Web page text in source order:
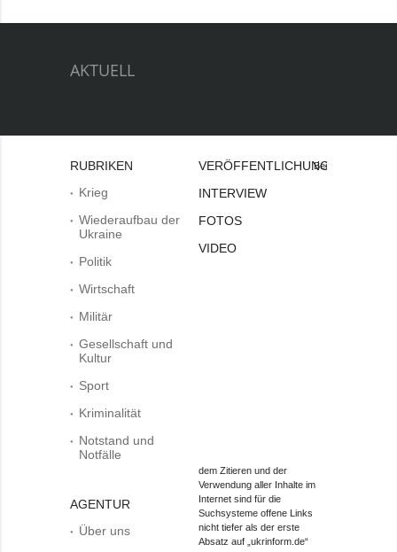
AKTUELL
RUBRIKEN
Krieg
Wiederaufbau der
Ukraine
Politik
Wirtschaft
Militär
Gesellschaft und
Kultur
Sport
Kriminalität
Notstand und
Notfälle
AGENTUR
Über uns
VERÖFFENTLICHUNGEN
INTERVIEW
FOTOS
VIDEO
Bei
dem Zitieren und der
Verwendung aller Inhalte im
Internet sind für die
Suchsysteme offene Links
nicht tiefer als der erste
Absatz auf „ukrinform.de“